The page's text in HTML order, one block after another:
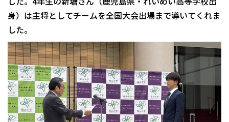
身）は主将としてチームを全国大会出場まで導いてくれま
した。